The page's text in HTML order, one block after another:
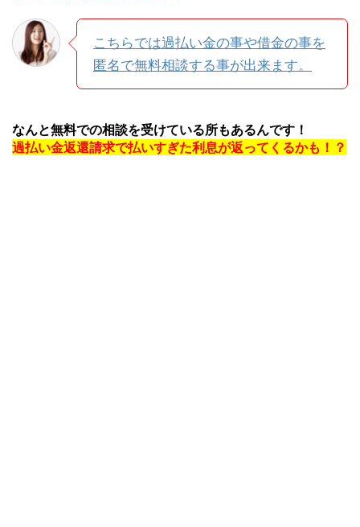
こちらでは過払い金の事や借金の事を
匿名で無料相談する事が出来ます。
なんと無料での相談を受けている所もあるんです！
過払い金返還請求で払いすぎた利息が返ってくるかも！？